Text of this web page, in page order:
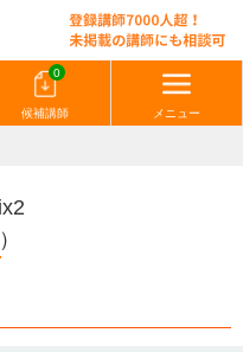
0
候補講師 メニュー